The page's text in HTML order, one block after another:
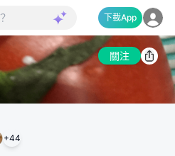
下載App
關注
+44